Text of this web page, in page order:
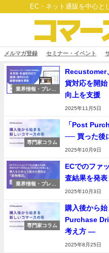
EC・ネット通販を中心と
メルマガ登録 セミナー・イベント
業界情報・プレス
Recustomer
貨対応を開
向上を支援
2025年11月5日
専門家コラム
「Post
── 買った後
2025年10月9日
業界情報・プレス
ECでのファ
査結果を発
2025年10月3日
専門家コラム
購入後から
Purchase
考え方 ―
2025年8月25日